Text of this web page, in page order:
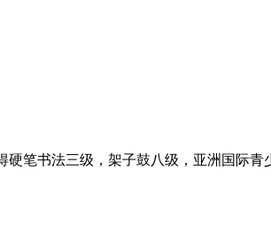
笔书法三级，架子鼓八级，亚洲国际